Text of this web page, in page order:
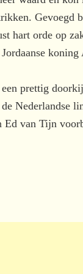
Gevoegd
hart orde op
prettig
Nederlandse
Ed van Tijn